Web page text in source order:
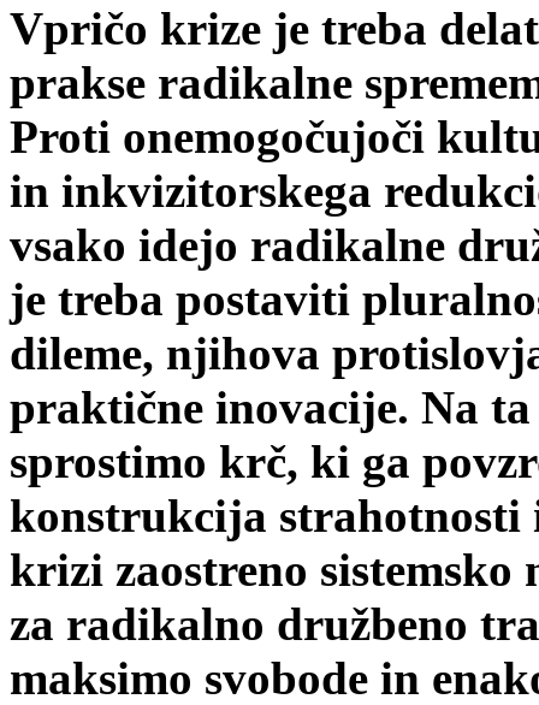
Vpričo krize je treba
prakse radikalne
Proti onemogočujoči
in inkvizitorskega
vsako idejo radikalne
je treba postaviti
dileme, njihova
praktične inovacije. Na
sprostimo krč, ki ga
konstrukcija strahotnosti
krizi zaostreno
za radikalno družbeno
maksimo svobode in